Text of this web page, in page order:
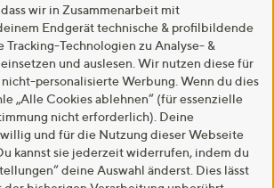
wir in Zusammenarbeit mit
Endgerät technische & profilbildende
Tracking-Technologien zu Analyse- &
und auslesen. Wir nutzen diese für
personalisierte Werbung. Wenn du dies
„Alle Cookies ablehnen“ (für essenzielle
nicht erforderlich). Deine
und für die Nutzung dieser Webseite
kannst sie jederzeit widerrufen, indem du
deine Auswahl änderst. Dies lässt